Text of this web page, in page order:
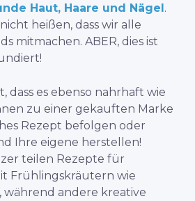
Haut, Haare und Nägel.
heißen, dass wir alle
mitmachen. ABER, dies ist
dass es ebenso nahrhaft wie
zu einer gekauften Marke
Rezept befolgen oder
Ihre eigene herstellen!
teilen Rezepte für
Frühlingskräutern wie
während andere kreative